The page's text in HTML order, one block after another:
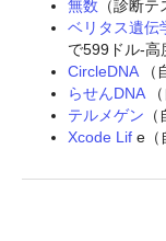
無数 （診断
ベリタス遺伝
で599ドル-高
CircleDNA（
らせんDNA（
テルメゲン
Xcode Lif e（